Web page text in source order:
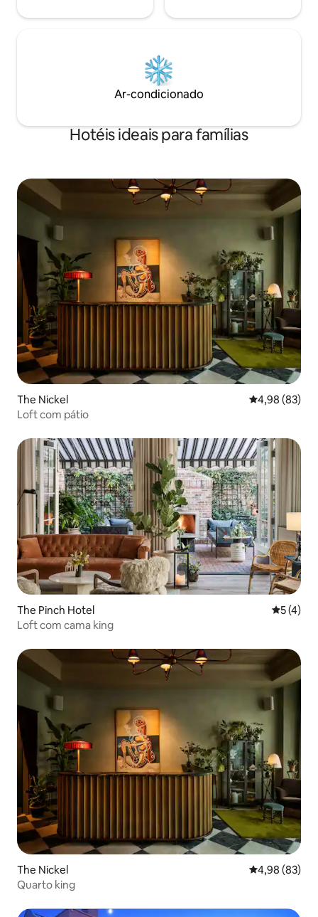
Ar-condicionado
Hotéis ideais para famílias
The Nickel 4,98 de uma
4,98 (83)
Loft com pátio
The Pinch Hotel 5 de
5 (4)
Loft com cama king
The Nickel 4,98 de uma
4,98 (83)
Quarto king